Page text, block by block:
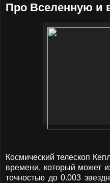
Про Вселенную и
Космический телескоп
времени, который может
точностью до 0.003